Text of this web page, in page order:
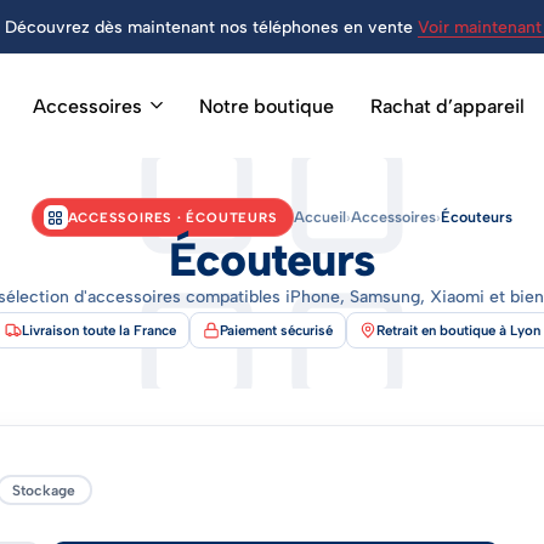
Découvrez dès maintenant nos téléphones en vente Voir maintenant
Accessoires Notre boutique Rachat d’appareil
ACCESSOIRES · ÉCOUTEURS Accueil›Accessoires›Écouteurs
Écouteurs
d'accessoires compatibles iPhone, Samsung, Xiaomi et
Livraison toute la France Paiement sécurisé Retrait en boutique à Lyon
Stockage